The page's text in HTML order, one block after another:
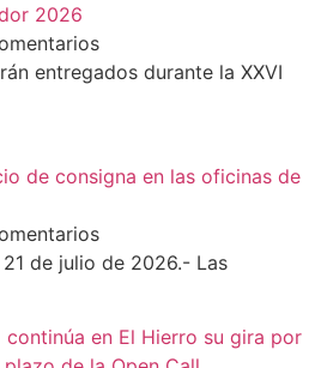
2026
entregados durante la XXVI
de consigna en las oficinas de
de julio de 2026.- Las
continúa en El Hierro su gira por